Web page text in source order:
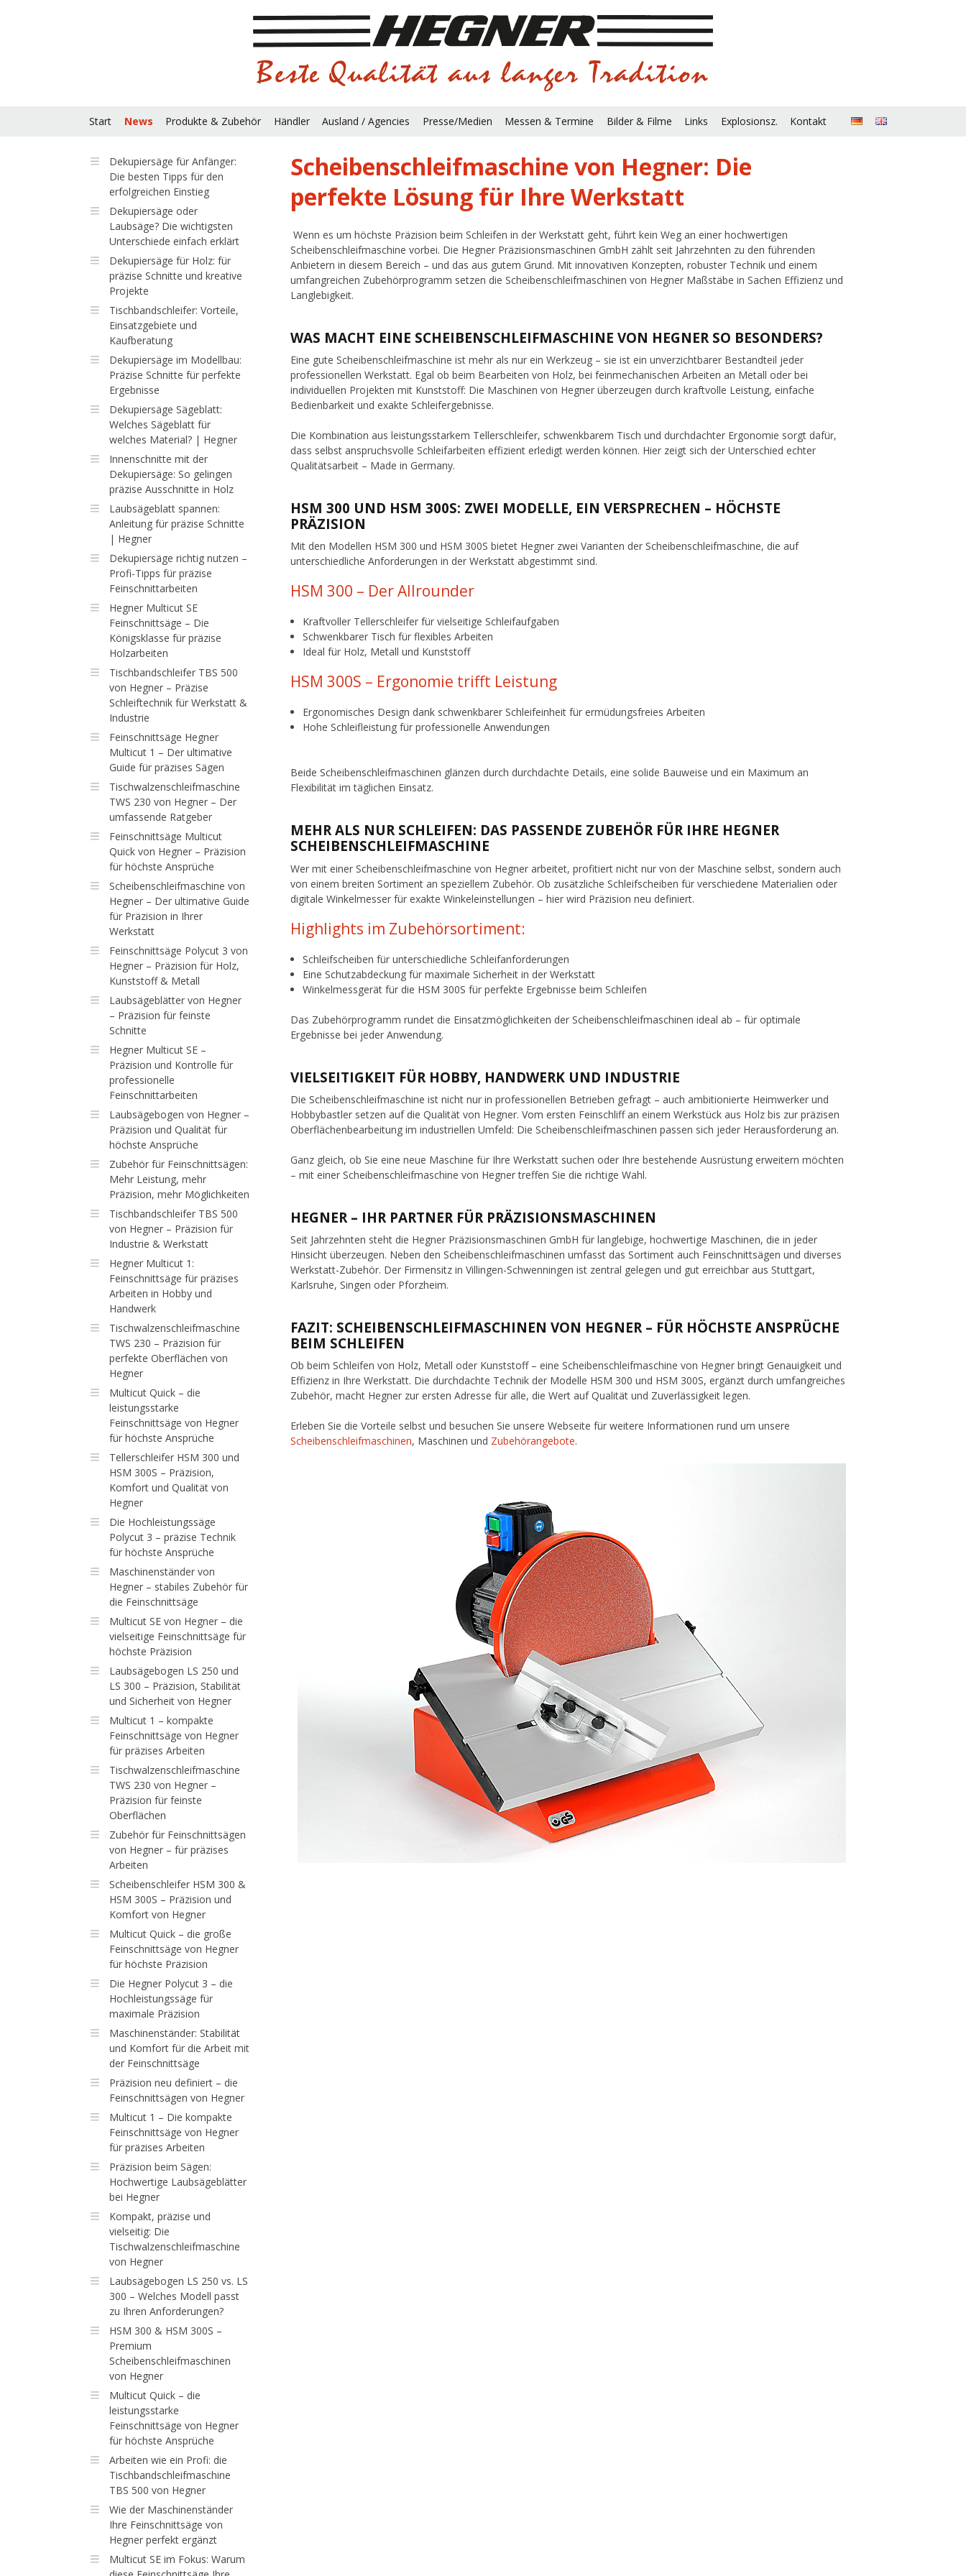
Start News Produkte & Zubehör Händler Ausland / Agencies Presse/Medien Messen & Termine Bilder & Filme Links Explosionsz. Kontakt
Dekupiersäge für Anfänger:
Die besten Tipps für den
erfolgreichen Einstieg
Dekupiersäge oder
Laubsäge? Die wichtigsten
Unterschiede einfach erklärt
Dekupiersäge für Holz: für
präzise Schnitte und kreative
Projekte
Tischbandschleifer: Vorteile,
Einsatzgebiete und
Kaufberatung
Dekupiersäge im Modellbau:
Präzise Schnitte für perfekte
Ergebnisse
Dekupiersäge Sägeblatt:
Welches Sägeblatt für
welches Material? | Hegner
Innenschnitte mit der
Dekupiersäge: So gelingen
präzise Ausschnitte in Holz
Laubsägeblatt spannen:
Anleitung für präzise Schnitte
| Hegner
Dekupiersäge richtig nutzen –
Profi-Tipps für präzise
Feinschnittarbeiten
Hegner Multicut SE
Feinschnittsäge – Die
Königsklasse für präzise
Holzarbeiten
Tischbandschleifer TBS 500
von Hegner – Präzise
Schleiftechnik für Werkstatt &
Industrie
Feinschnittsäge Hegner
Multicut 1 – Der ultimative
Guide für präzises Sägen
Tischwalzenschleifmaschine
TWS 230 von Hegner – Der
umfassende Ratgeber
Feinschnittsäge Multicut
Quick von Hegner – Präzision
für höchste Ansprüche
Scheibenschleifmaschine von
Hegner – Der ultimative Guide
für Präzision in Ihrer
Werkstatt
Feinschnittsäge Polycut 3 von
Hegner – Präzision für Holz,
Kunststoff & Metall
Laubsägeblätter von Hegner
– Präzision für feinste
Schnitte
Hegner Multicut SE –
Präzision und Kontrolle für
professionelle
Feinschnittarbeiten
Laubsägebogen von Hegner –
Präzision und Qualität für
höchste Ansprüche
Zubehör für Feinschnittsägen:
Mehr Leistung, mehr
Präzision, mehr Möglichkeiten
Tischbandschleifer TBS 500
von Hegner – Präzision für
Industrie & Werkstatt
Hegner Multicut 1:
Feinschnittsäge für präzises
Arbeiten in Hobby und
Handwerk
Tischwalzenschleifmaschine
TWS 230 – Präzision für
perfekte Oberflächen von
Hegner
Multicut Quick – die
leistungsstarke
Feinschnittsäge von Hegner
für höchste Ansprüche
Tellerschleifer HSM 300 und
HSM 300S – Präzision,
Komfort und Qualität von
Hegner
Die Hochleistungssäge
Polycut 3 – präzise Technik
für höchste Ansprüche
Maschinenständer von
Hegner – stabiles Zubehör für
die Feinschnittsäge
Multicut SE von Hegner – die
vielseitige Feinschnittsäge für
höchste Präzision
Laubsägebogen LS 250 und
LS 300 – Präzision, Stabilität
und Sicherheit von Hegner
Multicut 1 – kompakte
Feinschnittsäge von Hegner
für präzises Arbeiten
Tischwalzenschleifmaschine
TWS 230 von Hegner –
Präzision für feinste
Oberflächen
Zubehör für Feinschnittsägen
von Hegner – für präzises
Arbeiten
Scheibenschleifer HSM 300 &
HSM 300S – Präzision und
Komfort von Hegner
Multicut Quick – die große
Feinschnittsäge von Hegner
für höchste Präzision
Die Hegner Polycut 3 – die
Hochleistungssäge für
maximale Präzision
Maschinenständer: Stabilität
und Komfort für die Arbeit mit
der Feinschnittsäge
Präzision neu definiert – die
Feinschnittsägen von Hegner
Multicut 1 – Die kompakte
Feinschnittsäge von Hegner
für präzises Arbeiten
Präzision beim Sägen:
Hochwertige Laubsägeblätter
bei Hegner
Kompakt, präzise und
vielseitig: Die
Tischwalzenschleifmaschine
von Hegner
Laubsägebogen LS 250 vs. LS
300 – Welches Modell passt
zu Ihren Anforderungen?
HSM 300 & HSM 300S –
Premium
Scheibenschleifmaschinen
von Hegner
Multicut Quick – die
leistungsstarke
Feinschnittsäge von Hegner
für höchste Ansprüche
Arbeiten wie ein Profi: die
Tischbandschleifmaschine
TBS 500 von Hegner
Wie der Maschinenständer
Ihre Feinschnittsäge von
Hegner perfekt ergänzt
Multicut SE im Fokus: Warum
Scheibenschleifmaschine von Hegner: Die
perfekte Lösung für Ihre Werkstatt
Wenn es um höchste Präzision beim Schleifen in der Werkstatt geht, führt kein Weg an einer hochwertigen
Scheibenschleifmaschine vorbei. Die Hegner Präzisionsmaschinen GmbH zählt seit Jahrzehnten zu den führenden
Anbietern in diesem Bereich – und das aus gutem Grund. Mit innovativen Konzepten, robuster Technik und einem
umfangreichen Zubehörprogramm setzen die Scheibenschleifmaschinen von Hegner Maßstäbe in Sachen Effizienz und
Langlebigkeit.
WAS MACHT EINE SCHEIBENSCHLEIFMASCHINE VON HEGNER SO BESONDERS?
Eine gute Scheibenschleifmaschine ist mehr als nur ein Werkzeug – sie ist ein unverzichtbarer Bestandteil jeder
professionellen Werkstatt. Egal ob beim Bearbeiten von Holz, bei feinmechanischen Arbeiten an Metall oder bei
individuellen Projekten mit Kunststoff: Die Maschinen von Hegner überzeugen durch kraftvolle Leistung, einfache
Bedienbarkeit und exakte Schleifergebnisse.
Die Kombination aus leistungsstarkem Tellerschleifer, schwenkbarem Tisch und durchdachter Ergonomie sorgt dafür,
dass selbst anspruchsvolle Schleifarbeiten effizient erledigt werden können. Hier zeigt sich der Unterschied echter
Qualitätsarbeit – Made in Germany.
HSM 300 UND HSM 300S: ZWEI MODELLE, EIN VERSPRECHEN – HÖCHSTE
PRÄZISION
Mit den Modellen HSM 300 und HSM 300S bietet Hegner zwei Varianten der Scheibenschleifmaschine, die auf
unterschiedliche Anforderungen in der Werkstatt abgestimmt sind.
HSM 300 – Der Allrounder
Kraftvoller Tellerschleifer für vielseitige Schleifaufgaben
Schwenkbarer Tisch für flexibles Arbeiten
Ideal für Holz, Metall und Kunststoff
HSM 300S – Ergonomie trifft Leistung
Ergonomisches Design dank schwenkbarer Schleifeinheit für ermüdungsfreies Arbeiten
Hohe Schleifleistung für professionelle Anwendungen
Beide Scheibenschleifmaschinen glänzen durch durchdachte Details, eine solide Bauweise und ein Maximum an
Flexibilität im täglichen Einsatz.
MEHR ALS NUR SCHLEIFEN: DAS PASSENDE ZUBEHÖR FÜR IHRE HEGNER
SCHEIBENSCHLEIFMASCHINE
Wer mit einer Scheibenschleifmaschine von Hegner arbeitet, profitiert nicht nur von der Maschine selbst, sondern auch
von einem breiten Sortiment an speziellem Zubehör. Ob zusätzliche Schleifscheiben für verschiedene Materialien oder
digitale Winkelmesser für exakte Winkeleinstellungen – hier wird Präzision neu definiert.
Highlights im Zubehörsortiment:
Schleifscheiben für unterschiedliche Schleifanforderungen
Eine Schutzabdeckung für maximale Sicherheit in der Werkstatt
Winkelmessgerät für die HSM 300S für perfekte Ergebnisse beim Schleifen
Das Zubehörprogramm rundet die Einsatzmöglichkeiten der Scheibenschleifmaschinen ideal ab – für optimale
Ergebnisse bei jeder Anwendung.
VIELSEITIGKEIT FÜR HOBBY, HANDWERK UND INDUSTRIE
Die Scheibenschleifmaschine ist nicht nur in professionellen Betrieben gefragt – auch ambitionierte Heimwerker und
Hobbybastler setzen auf die Qualität von Hegner. Vom ersten Feinschliff an einem Werkstück aus Holz bis zur präzisen
Oberflächenbearbeitung im industriellen Umfeld: Die Scheibenschleifmaschinen passen sich jeder Herausforderung an.
Ganz gleich, ob Sie eine neue Maschine für Ihre Werkstatt suchen oder Ihre bestehende Ausrüstung erweitern möchten
– mit einer Scheibenschleifmaschine von Hegner treffen Sie die richtige Wahl.
HEGNER – IHR PARTNER FÜR PRÄZISIONSMASCHINEN
Seit Jahrzehnten steht die Hegner Präzisionsmaschinen GmbH für langlebige, hochwertige Maschinen, die in jeder
Hinsicht überzeugen. Neben den Scheibenschleifmaschinen umfasst das Sortiment auch Feinschnittsägen und diverses
Werkstatt-Zubehör. Der Firmensitz in Villingen-Schwenningen ist zentral gelegen und gut erreichbar aus Stuttgart,
Karlsruhe, Singen oder Pforzheim.
FAZIT: SCHEIBENSCHLEIFMASCHINEN VON HEGNER – FÜR HÖCHSTE ANSPRÜCHE
BEIM SCHLEIFEN
Ob beim Schleifen von Holz, Metall oder Kunststoff – eine Scheibenschleifmaschine von Hegner bringt Genauigkeit und
Effizienz in Ihre Werkstatt. Die durchdachte Technik der Modelle HSM 300 und HSM 300S, ergänzt durch umfangreiches
Zubehör, macht Hegner zur ersten Adresse für alle, die Wert auf Qualität und Zuverlässigkeit legen.
Erleben Sie die Vorteile selbst und besuchen Sie unsere Webseite für weitere Informationen rund um unsere
Scheibenschleifmaschinen, Maschinen und Zubehörangebote.